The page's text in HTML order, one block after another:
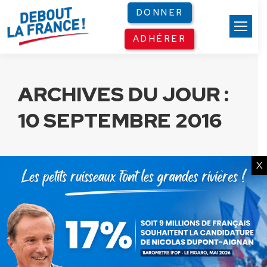
DONNER
ADHÉRER
ARCHIVES DU JOUR :
10 SEPTEMBRE 2016
X
Panneau de gestion des cookies